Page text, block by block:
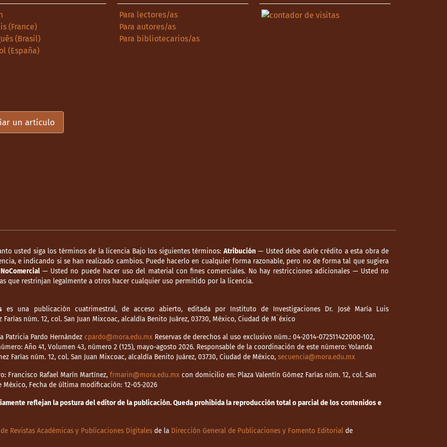
(France)
(Brasil)
(España)
Para lectores/as
Para autores/as
Para bibliotecarios/as
un artículo
usted siga los términos de la licencia Bajo los siguientes términos: Atribución — Usted debe darle crédito a esta obra de
e indicando si se han realizado cambios. Puede hacerlo en cualquier forma razonable, pero no de forma tal que sugiera
NoComercial— Usted no puede hacer uso del material con fines comerciales. No hay restricciones adicionales — Usted no
que restrinjan legalmente a otros hacer cualquier uso permitido por la licencia.
es una publicación cuatrimestral, de acceso abierto, editada por Instituto de Investigaciones Dr. José María Luis
Farías núm. 12, col. San Juan Mixcoac, alcaldía Benito Juárez, 03730, México, Ciudad de M¨éxico
Patricia Pardo Hernández cpardo@mora.edu.mx Reservas de derechos al uso exclusivo núm.: 04-2014-072511422000-102,
Año 41, Volumen 43, número 2 (125), mayo-agosto 2026. Responsable de la coordinación de este número: Yolanda
Farías núm. 12, col. San Juan Mixcoac, alcaldía Benito Juárez, 03730, Ciudad de México, secuencia@mora.edu.mx
Francisco Rafael Marín Martínez, frmarin@mora.edu.mx con domicilio en: Plaza Valentín Gómez Farías núm. 12, col. San
México, Fecha de última modificación: 12-05-2026
reflejan la postura del editor de la publicación. Queda prohibida la reproducción total o parcial de los contenidos e
Revistas Académicas y Publicaciones Digitales de la Dirección General de Publicaciones y Fomento Editorial de